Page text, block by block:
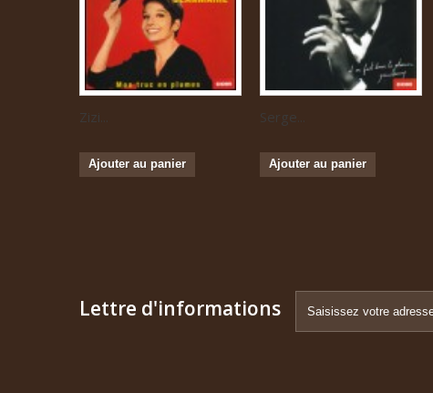
Zizi...
Ajouter au panier
Serge...
Ajouter au panier
Lettre d'informations